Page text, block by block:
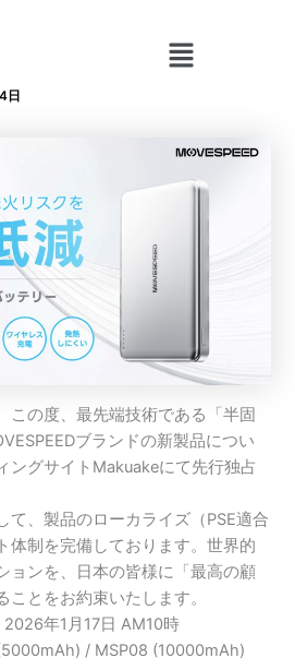
メ
ニ
日
この度、最先端技術である「半固
ブランドの新製品につい
ングサイトMakuakeにて先行独占
て、製品のローカライズ（PSE適合
体制を完備しております。世界的
ョンを、日本の皆様に「最高の顧
とをお約束いたします。
2026年1月17日 AM10時
/ MSP08 (10000mAh)